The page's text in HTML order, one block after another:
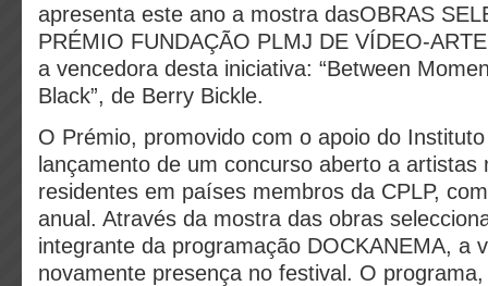
apresenta este ano a mostra dasOBRAS
PRÉMIO FUNDAÇÃO PLMJ DE VÍDEO-
a vencedora desta iniciativa: “Between
Black”, de Berry Bickle.
O Prémio, promovido com o apoio do
lançamento de um concurso aberto a artistas
residentes em países membros da CPLP,
anual. Através da mostra das obras
integrante da programação DOCKANEMA, a
novamente presença no festival. O